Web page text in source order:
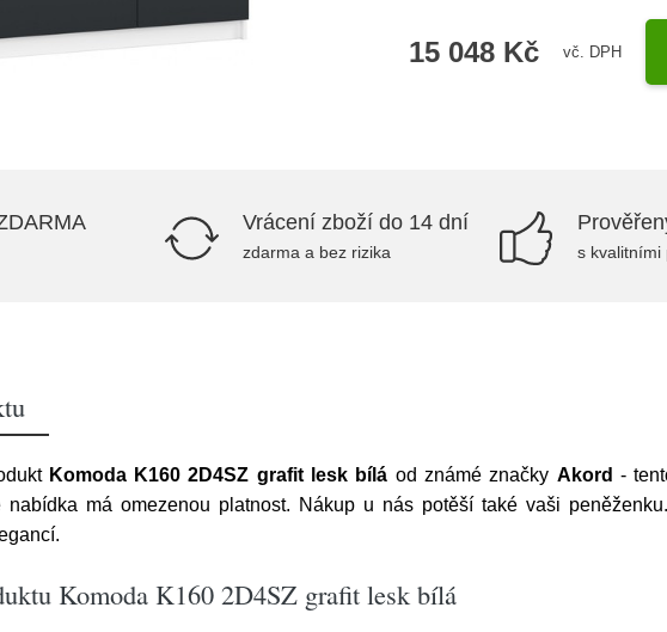
15 048 Kč vč. DPH
Vrácení zboží do 14 dní
zdarma a bez rizika s kvalitními
Komoda K160 2D4SZ grafit lesk bílá od známé značky Akord -
nabídka má omezenou platnost. Nákup u nás potěší také vaši
Komoda K160 2D4SZ grafit lesk bílá